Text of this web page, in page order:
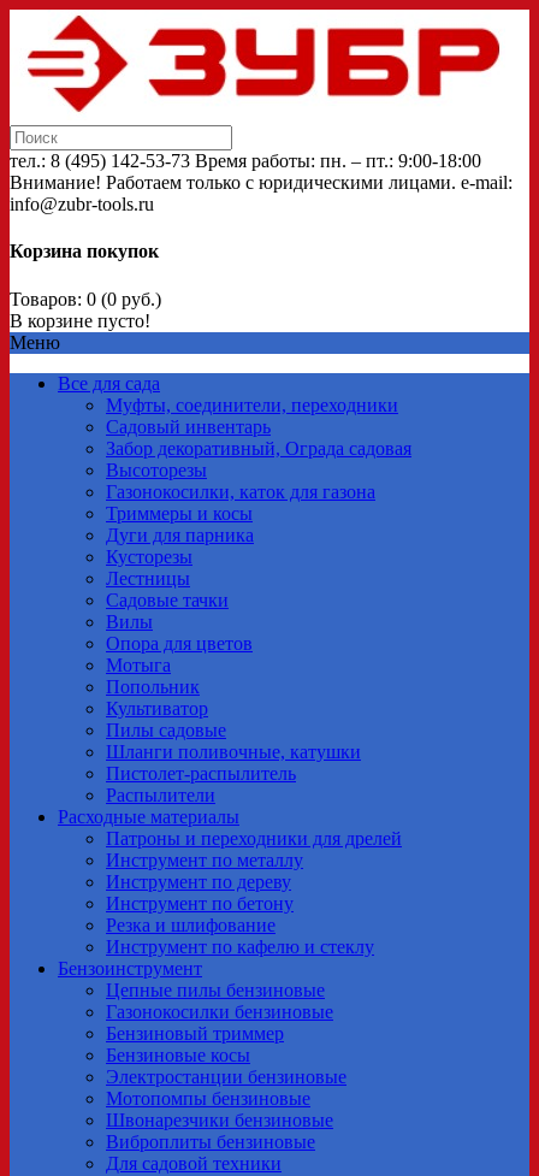
тел.: 8 (495) 142-53-73 Время работы: пн. – пт.: 9:00-18:00
Внимание! Работаем только с юридическими лицами. e-mail:
info@zubr-tools.ru
Корзина покупок
Товаров: 0 (0 руб.)
В корзине пусто!
Меню
Все для сада
Муфты, соединители, переходники
Садовый инвентарь
Забор декоративный, Ограда садовая
Высоторезы
Газонокосилки, каток для газона
Триммеры и косы
Дуги для парника
Кусторезы
Лестницы
Садовые тачки
Вилы
Опора для цветов
Мотыга
Попольник
Культиватор
Пилы садовые
Шланги поливочные, катушки
Пистолет-распылитель
Распылители
Расходные материалы
Патроны и переходники для дрелей
Инструмент по металлу
Инструмент по дереву
Инструмент по бетону
Резка и шлифование
Инструмент по кафелю и стеклу
Бензоинструмент
Цепные пилы бензиновые
Газонокосилки бензиновые
Бензиновый триммер
Бензиновые косы
Электростанции бензиновые
Мотопомпы бензиновые
Швонарезчики бензиновые
Виброплиты бензиновые
Для садовой техники